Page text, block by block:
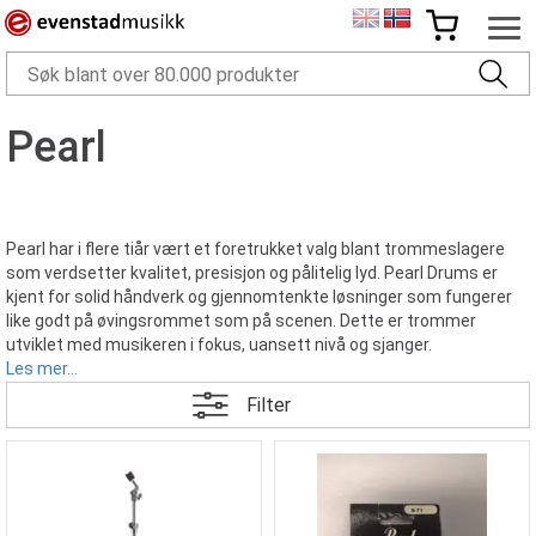
Pearl
Pearl har i flere tiår vært et foretrukket valg blant trommeslagere
som verdsetter kvalitet, presisjon og pålitelig lyd. Pearl Drums er
kjent for solid håndverk og gjennomtenkte løsninger som fungerer
like godt på øvingsrommet som på scenen. Dette er trommer
utviklet med musikeren i fokus, uansett nivå og sjanger.
Kvalitet og spilleglede
Trommer fra Pearl kombinerer presis konstruksjon med en klang
som oppleves både kraftfull og balansert. Enten du spiller rock, pop,
jazz eller metal, gir Pearl deg et uttrykk som responderer godt på
Les mer...
Filter